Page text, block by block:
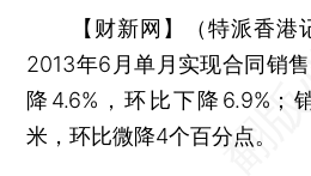
【财新网】（特派香港
2013年6月单月实现合同销
降4.6%，环比下降6.9%；
米，环比微降4个百分点。